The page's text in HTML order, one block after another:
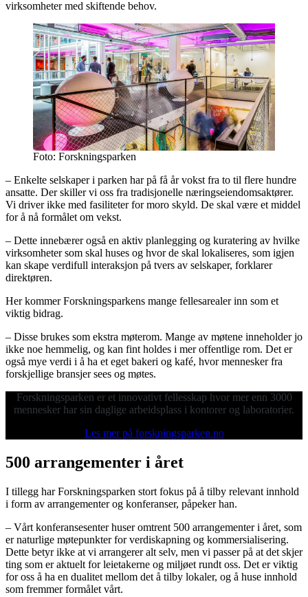
virksomheter med skiftende behov.
Foto: Forskningsparken
– Enkelte selskaper i parken har på få år vokst fra to til flere hundre
ansatte. Der skiller vi oss fra tradisjonelle næringseiendomsaktører.
Vi driver ikke med fasiliteter for moro skyld. De skal være et middel
for å nå formålet om vekst.
– Dette innebærer også en aktiv planlegging og kuratering av hvilke
virksomheter som skal huses og hvor de skal lokaliseres, som igjen
kan skape verdifull interaksjon på tvers av selskaper, forklarer
direktøren.
Her kommer Forskningsparkens mange fellesarealer inn som et
viktig bidrag.
– Disse brukes som ekstra møterom. Mange av møtene inneholder jo
ikke noe hemmelig, og kan fint holdes i mer offentlige rom. Det er
også mye verdi i å ha et eget bakeri og kafé, hvor mennesker fra
forskjellige bransjer sees og møtes.
Forskningsparken er et innovativt fellesskap hvor mer enn 3000
mennesker har sin daglige arbeidsplass i kontorer og laboratorier.
Les mer på forskningsparken.no
500 arrangementer i året
I tillegg har Forskningsparken stort fokus på å tilby relevant innhold
i form av arrangementer og konferanser, påpeker han.
– Vårt konferansesenter huser omtrent 500 arrangementer i året, som
er naturlige møtepunkter for verdiskapning og kommersialisering.
Dette betyr ikke at vi arrangerer alt selv, men vi passer på at det skjer
ting som er aktuelt for leietakerne og miljøet rundt oss. Det er viktig
for oss å ha en dualitet mellom det å tilby lokaler, og å huse innhold
som fremmer formålet vårt.